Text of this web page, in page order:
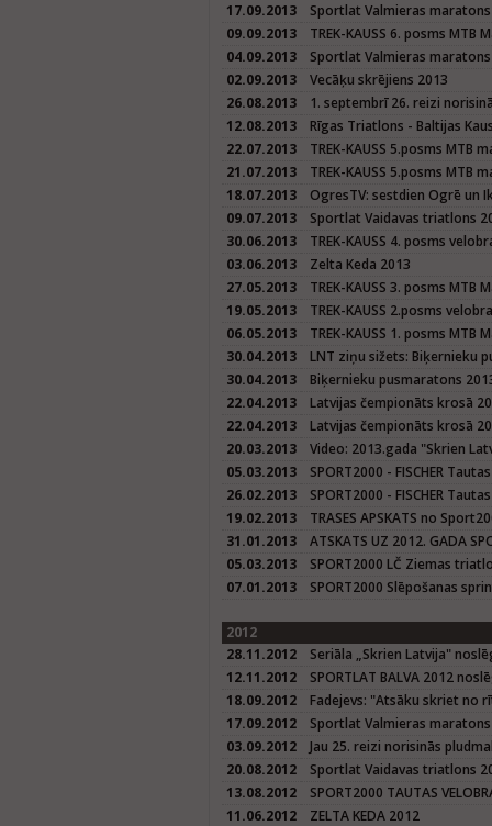
17.09.2013
Sportlat Valmieras
09.09.2013
TREK-KAUSS 6. posms MTB
04.09.2013
Sportlat Valmieras
02.09.2013
Vecāķu skrējiens 2013
26.08.2013
1. septembrī 26. reizi
12.08.2013
Rīgas Triatlons - Baltijas
22.07.2013
TREK-KAUSS 5.posms MTB
21.07.2013
TREK-KAUSS 5.posms MTB
18.07.2013
OgresTV: sestdien Ogrē un
09.07.2013
Sportlat Vaidavas triatlons
30.06.2013
TREK-KAUSS 4. posms
03.06.2013
Zelta Keda 2013
27.05.2013
TREK-KAUSS 3. posms MTB
19.05.2013
TREK-KAUSS 2.posms
06.05.2013
TREK-KAUSS 1. posms MTB
30.04.2013
LNT ziņu sižets: Biķernieku
30.04.2013
Biķernieku pusmaratons
22.04.2013
Latvijas čempionāts krosā
22.04.2013
Latvijas čempionāts krosā
20.03.2013
Video: 2013.gada "Skrien
05.03.2013
SPORT2000 - FISCHER
26.02.2013
SPORT2000 - FISCHER
19.02.2013
TRASES APSKATS no
31.01.2013
ATSKATS UZ 2012. GADA
05.03.2013
SPORT2000 LČ Ziemas
07.01.2013
SPORT2000 Slēpošanas
2012
28.11.2012
Seriāla „Skrien Latvija"
12.11.2012
SPORTLAT BALVA 2012
18.09.2012
Fadejevs: "Atsāku skriet no
17.09.2012
Sportlat Valmieras
03.09.2012
Jau 25. reizi norisinās
20.08.2012
Sportlat Vaidavas triatlons
13.08.2012
SPORT2000 TAUTAS
11.06.2012
ZELTA KEDA 2012